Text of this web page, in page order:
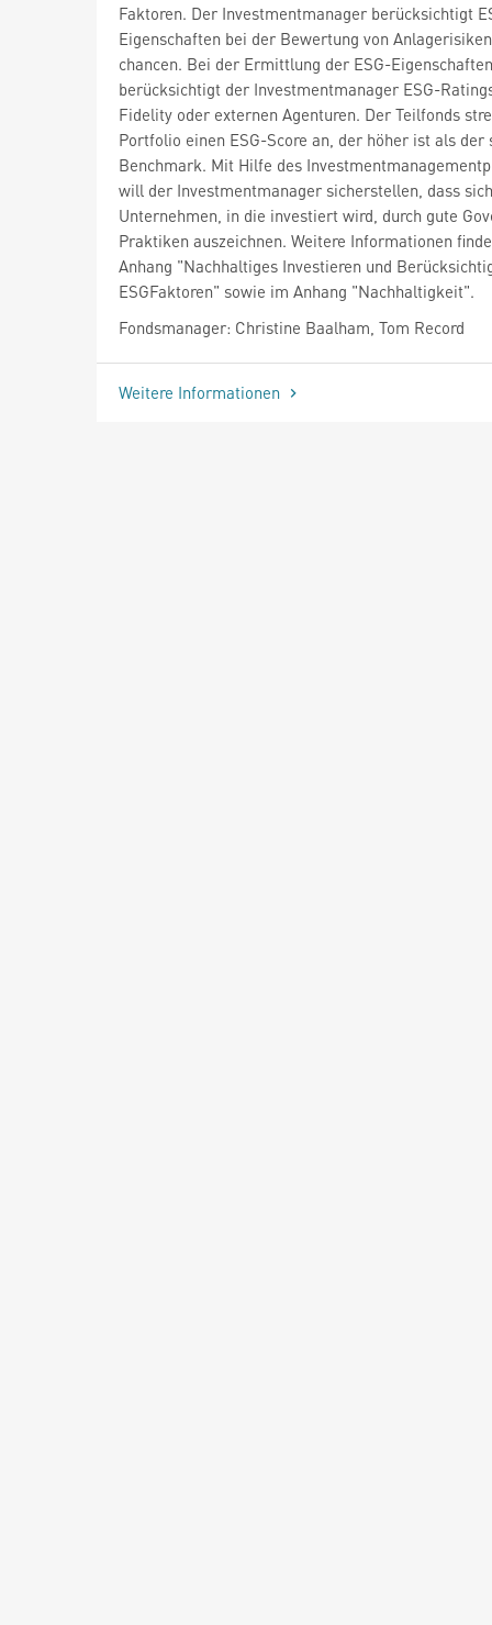
Faktoren. Der Investmentmanager berücksichtigt
Eigenschaften bei der Bewertung von
chancen. Bei der Ermittlung der ESG-Eigenschaften
berücksichtigt der Investmentmanager ESG-
Fidelity oder externen Agenturen. Der Teilfonds
Portfolio einen ESG-Score an, der höher ist als der
Benchmark. Mit Hilfe des
will der Investmentmanager sicherstellen, dass
Unternehmen, in die investiert wird, durch gute
Praktiken auszeichnen. Weitere Informationen
Anhang "Nachhaltiges Investieren und
ESGFaktoren" sowie im Anhang "Nachhaltigkeit".
Fondsmanager: Christine Baalham, Tom Record
Weitere Informationen